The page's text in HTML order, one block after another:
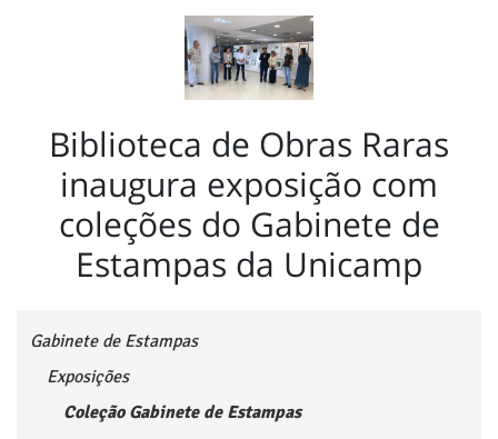
Biblioteca de Obras Raras
inaugura exposição com
coleções do Gabinete de
Estampas da Unicamp
Gabinete de Estampas
Exposições
Coleção Gabinete de Estampas